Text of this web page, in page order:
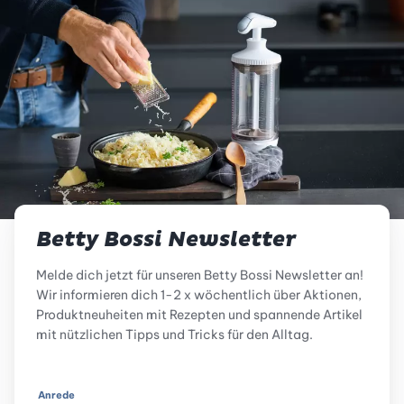
Betty Bossi Newsletter
Melde dich jetzt für unseren Betty Bossi Newsletter an!
Wir informieren dich 1-2 x wöchentlich über Aktionen,
Produktneuheiten mit Rezepten und spannende Artikel
mit nützlichen Tipps und Tricks für den Alltag.
Anrede